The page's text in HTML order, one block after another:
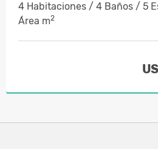
4 Habitaciones / 4 Baños / 5
Área m2